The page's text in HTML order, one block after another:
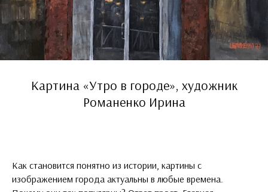
Картина «Утро в городе», художник
Романенко Ирина
Как становится понятно из истории, картины с
изображением города актуальны в любые времена.